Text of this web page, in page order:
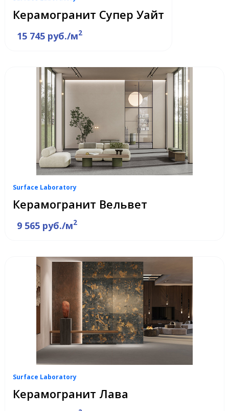
Керамогранит Супер Уайт
15 745 руб./м2
Surface Laboratory
Керамогранит Вельвет
9 565 руб./м2
Surface Laboratory
Керамогранит Лава